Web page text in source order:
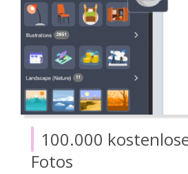
100.000
Fotos